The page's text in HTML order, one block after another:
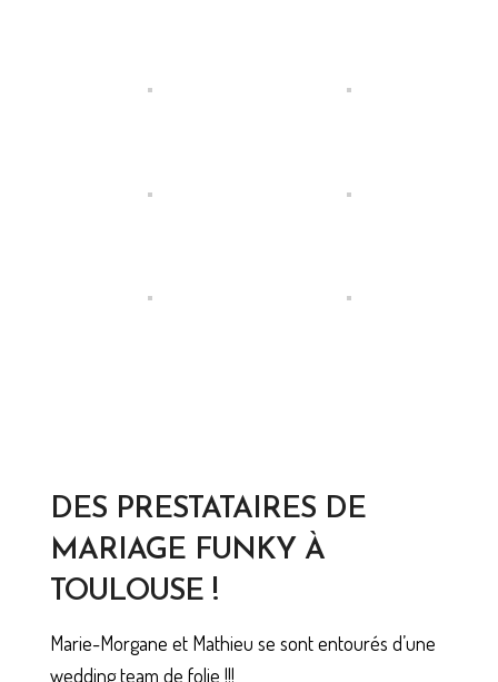
DES PRESTATAIRES DE
MARIAGE FUNKY À
TOULOUSE !
Marie-Morgane et Mathieu se sont entourés d’une
wedding team de folie !!!